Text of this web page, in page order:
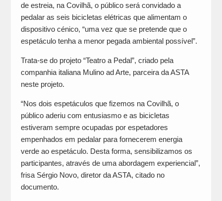
de estreia, na Covilhã, o público será convidado a
pedalar as seis bicicletas elétricas que alimentam o
dispositivo cénico, “uma vez que se pretende que o
espetáculo tenha a menor pegada ambiental possível”.
Trata-se do projeto “Teatro a Pedal”, criado pela
companhia italiana Mulino ad Arte, parceira da ASTA
neste projeto.
“Nos dois espetáculos que fizemos na Covilhã, o
público aderiu com entusiasmo e as bicicletas
estiveram sempre ocupadas por espetadores
empenhados em pedalar para fornecerem energia
verde ao espetáculo. Desta forma, sensibilizamos os
participantes, através de uma abordagem experiencial”,
frisa Sérgio Novo, diretor da ASTA, citado no
documento.